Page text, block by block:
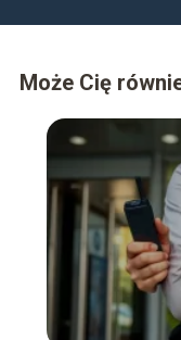
Może Cię